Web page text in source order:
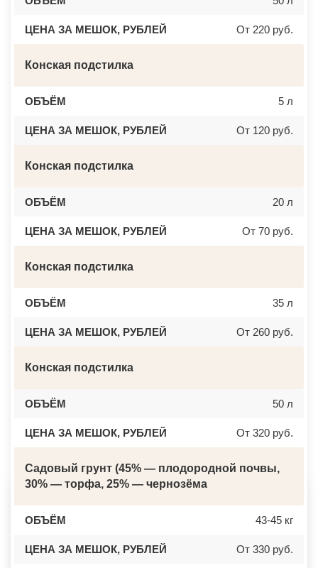
ЦЕНА ЗА МЕШОК, РУБЛЕЙ От 220 руб.
Конская подстилка
ОБЪЁМ 5 л
ЦЕНА ЗА МЕШОК, РУБЛЕЙ От 120 руб.
Конская подстилка
ОБЪЁМ 20 л
ЦЕНА ЗА МЕШОК, РУБЛЕЙ От 70 руб.
Конская подстилка
ОБЪЁМ 35 л
ЦЕНА ЗА МЕШОК, РУБЛЕЙ От 260 руб.
Конская подстилка
ОБЪЁМ 50 л
ЦЕНА ЗА МЕШОК, РУБЛЕЙ От 320 руб.
Садовый грунт (45% — плодородной почвы,
30% — торфа, 25% — чернозёма
ОБЪЁМ 43-45 кг
ЦЕНА ЗА МЕШОК, РУБЛЕЙ От 330 руб.